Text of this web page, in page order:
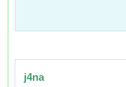
j4na